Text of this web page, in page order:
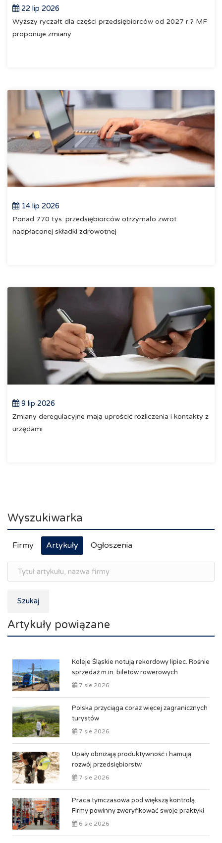
22 lip 2026
Wyższy ryczałt dla części przedsiębiorców od 2027 r.? MF
proponuje zmiany
14 lip 2026
Ponad 770 tys. przedsiębiorców otrzymało zwrot
nadpłaconej składki zdrowotnej
9 lip 2026
Zmiany deregulacyjne mają uprościć rozliczenia i kontakty z
urzędami
Wyszukiwarka
Firmy Artykuły Ogłoszenia
Szukaj
Artykuły powiązane
Koleje Śląskie notują rekordowy lipiec. Rośnie
sprzedaż m.in. biletów rowerowych
7 sie 2026
Polska przyciąga coraz więcej zagranicznych
turystów
7 sie 2026
Upały obniżają produktywność i hamują
rozwój przedsiębiorstw
7 sie 2026
Praca tymczasowa pod większą kontrolą.
Firmy powinny zweryfikować swoje praktyki
6 sie 2026